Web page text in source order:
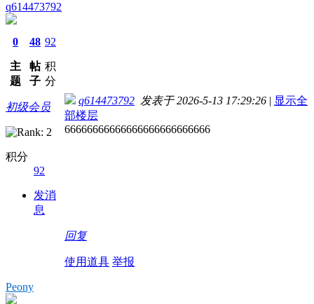
q614473792
0
主
题
48
帖
子
92
积
分
初级会员
积分
92
发消
息
q614473792 发表于 2026-5-13 17:29:26 | 显示全
部楼层
66666666666666666666666666
回复
使用道具 举报
Peony